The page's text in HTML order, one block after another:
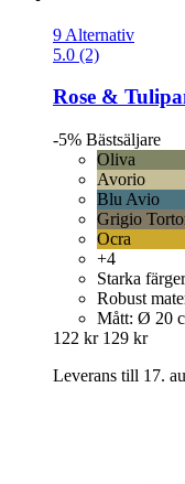
9 Alternativ
5.0 (2)
Rose &
-5% Bästsäljare
Oliva
Avorio
Blu Avio
Grigio
Ocra
+4
Starka färger
Robust
Mått: Ø 20
122 kr 129 kr
Leverans till 17.